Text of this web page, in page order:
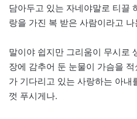
담아두고 있는 자네야말로 티끌
랑을 가진 복 받은 사람이라고
말이야 쉽지만 그리움이 무시로
장에 감추어 둔 눈물이 가슴을
가 기다리고 있는 사랑하는 아내
껏 푸시게나.